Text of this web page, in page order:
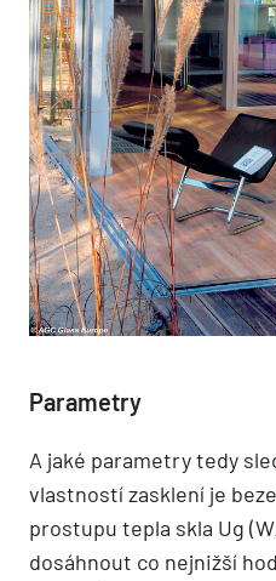
Parametry
A jaké parametry tedy
vlastností zasklení je
prostupu tepla skla Ug
dosáhnout co nejnižší